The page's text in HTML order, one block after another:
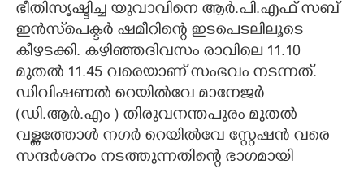
ART
ASTRO
CARTOONS
ഭീതിസൃഷ്ടിച്ച യുവാവിനെ ആർ.പി.എഫ്‌ സബ്
ഇൻസ്‌പെക്ടർ ഷമീറിന്റെ ഇടപെടലിലൂടെ
കീഴടക്കി. കഴിഞ്ഞദിവസം രാവിലെ 11.10
മുതൽ 11.45 വരെയാണ് സംഭവം നടന്നത്.
ഡിവിഷണൽ റെയിൽവേ മാനേജർ
(ഡി.ആർ.എം ) തിരുവനന്തപുരം മുതൽ
വള്ളത്തോൾ നഗർ റെയിൽവേ സ്റ്റേഷൻ വരെ
സന്ദർശനം നടത്തുന്നതിന്റെ ഭാഗമായി